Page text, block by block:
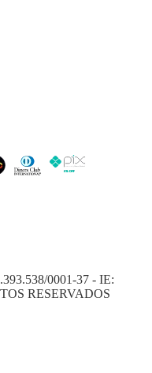
0001-37 - IE:
RESERVADOS